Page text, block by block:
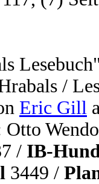
/
Eric Gill
Otto
/ IB-
3449 /